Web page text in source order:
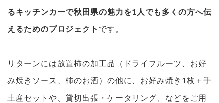
るキッチンカーで秋田県の魅力を1人でも多くの方へ伝
えるためのプロジェクト です。
リターンには放置柿の加工品（ドライフルーツ、お好
み焼きソース、柿のお酒）の他に、お好み焼き1枚＋手
土産セットや、貸切出張・ケータリング、などをご用